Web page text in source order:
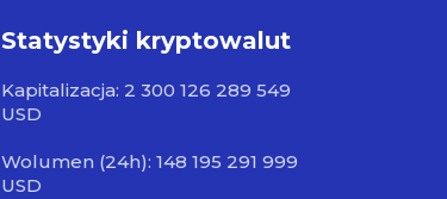
Statystyki kryptowalut
Kapitalizacja: 2 300 126 289 549
USD
Wolumen (24h): 148 195 291 999
USD